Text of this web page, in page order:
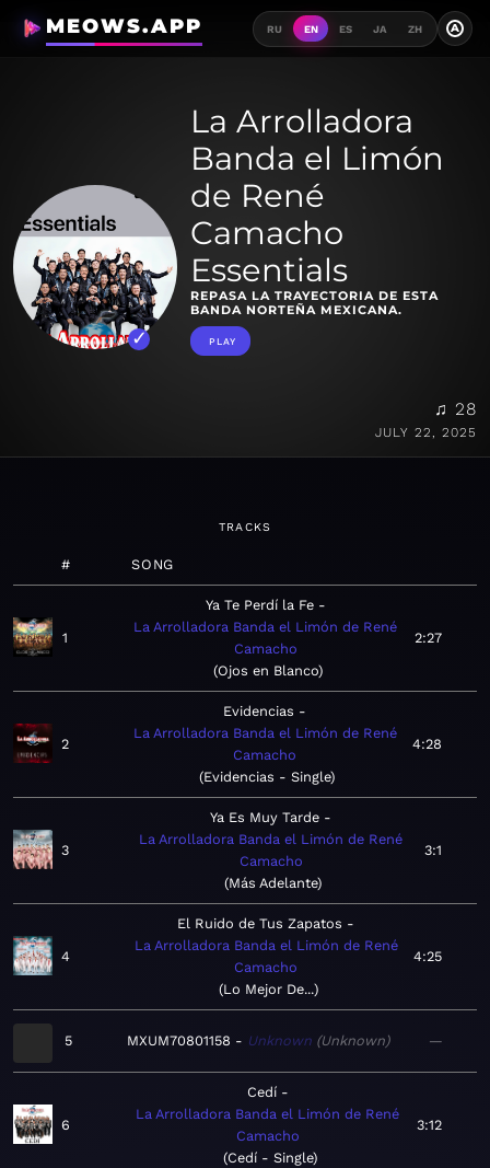
MEOWS.APP RU EN ES JA ZH A
La Arrolladora
Banda el Limón
de René
Camacho
Essentials
REPASA LA TRAYECTORIA DE ESTA
BANDA NORTEÑA MEXICANA.
PLAY
♫ 28
JULY 22, 2025
TRACKS
# SONG
1
Ya Te Perdí la Fe
La Arrolladora Banda el Limón de René
Camacho
Ojos en Blanco
2:27
2
Evidencias
La Arrolladora Banda el Limón de René
Camacho
Evidencias - Single
4:28
3
Ya Es Muy Tarde
La Arrolladora Banda el Limón de René
Camacho
Más Adelante
3:1
4
El Ruido de Tus Zapatos
La Arrolladora Banda el Limón de René
Camacho
Lo Mejor De...
4:25
5 MXUM70801158 Unknown Unknown —
6
Cedí
La Arrolladora Banda el Limón de René
Camacho
Cedí - Single
3:12